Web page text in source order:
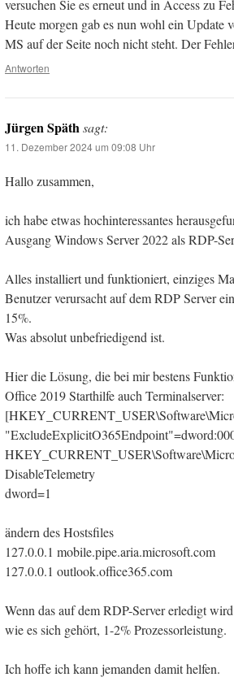
versuchen Sie es erneut und in Access zu
Heute morgen gab es nun wohl ein Update
MS auf der Seite noch nicht steht. Der
Antworten
Jürgen Späthsagt:
11. Dezember 2024 um 09:08 Uhr
Hallo zusammen,
ich habe etwas hochinteressantes
Ausgang Windows Server 2022 als RDP-
Alles installiert und funktioniert, einziges
Benutzer verursacht auf dem RDP Server
15%.
Was absolut unbefriedigend ist.
Hier die Lösung, die bei mir bestens
Office 2019 Starthilfe auch Terminalserver:
DisableTelemetry
dword=1
ändern des Hostsfiles
127.0.0.1 mobile.pipe.aria.microsoft.com
127.0.0.1 outlook.office365.com
Wenn das auf dem RDP-Server erledigt
wie es sich gehört, 1-2% Prozessorleistung.
Ich hoffe ich kann jemanden damit helfen.